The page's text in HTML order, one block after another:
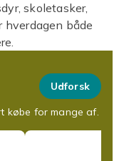
skoletasker,
hverdagen både
Udforsk
købe for mange af.